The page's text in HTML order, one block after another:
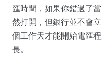
匯時間，如果你錯過了
然打開，但銀行並不會
個工作天才能開始電匯
長。